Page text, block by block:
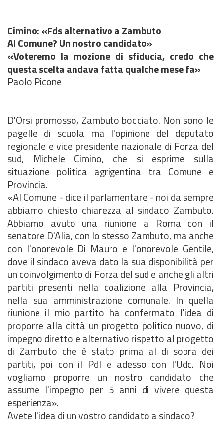
Cimino: «Fds alternativo a Zambuto
Al Comune? Un nostro candidato»
«Voteremo la mozione di sfiducia, credo che
questa scelta andava fatta qualche mese fa»
Paolo Picone
D'Orsi promosso, Zambuto bocciato. Non sono le
pagelle di scuola ma l'opinione del deputato
regionale e vice presidente nazionale di Forza del
sud, Michele Cimino, che si esprime sulla
situazione politica agrigentina tra Comune e
Provincia.
«Al Comune - dice il parlamentare - noi da sempre
abbiamo chiesto chiarezza al sindaco Zambuto.
Abbiamo avuto una riunione a Roma con il
senatore D'Alia, con lo stesso Zambuto, ma anche
con l'onorevole Di Mauro e l'onorevole Gentile,
dove il sindaco aveva dato la sua disponibilità per
un coinvolgimento di Forza del sud e anche gli altri
partiti presenti nella coalizione alla Provincia,
nella sua amministrazione comunale. In quella
riunione il mio partito ha confermato l'idea di
proporre alla città un progetto politico nuovo, di
impegno diretto e alternativo rispetto al progetto
di Zambuto che è stato prima al di sopra dei
partiti, poi con il Pdl e adesso con l'Udc. Noi
vogliamo proporre un nostro candidato che
assume l'impegno per 5 anni di vivere questa
esperienza».
Avete l'idea di un vostro candidato a sindaco?